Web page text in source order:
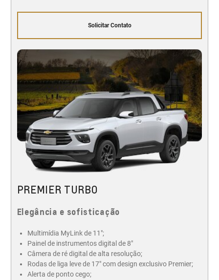
Solicitar Contato
PREMIER TURBO
Elegância e sofisticação
Multimídia MyLink de 11";
Painel de instrumentos digital de 8"
Câmera de ré digital de alta resolução;
Rodas de liga leve de 17" com design exclusivo Premier;
Alerta de ponto cego;